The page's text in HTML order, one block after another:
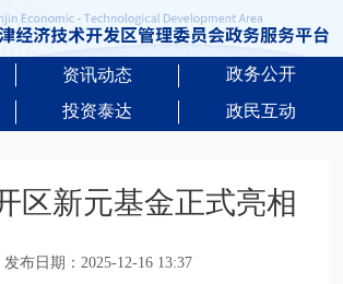
资讯动态
政务公开
投资泰达 政民互动
区新元基金正式亮相
发布日期：2025-12-16 13:37